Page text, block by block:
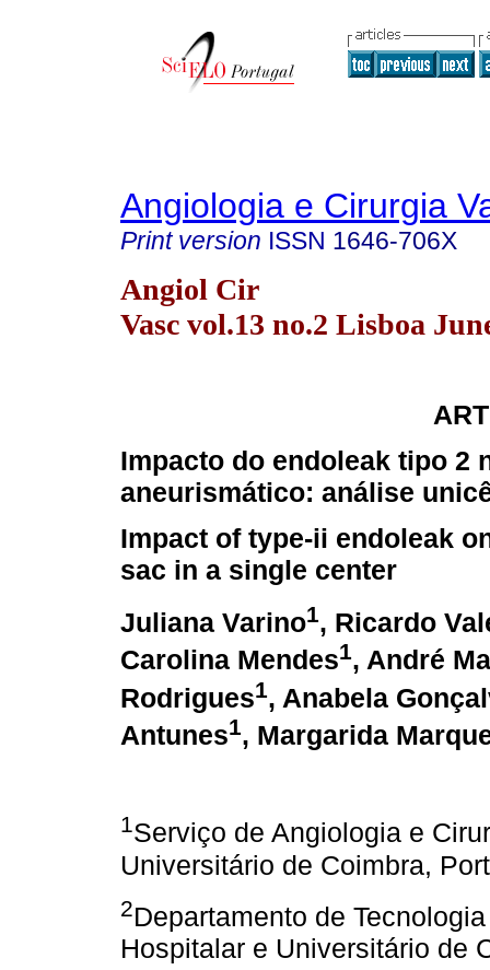
Angiologia e Cirurgia
Print version ISSN 1646-706X
Angiol Cir
Vasc vol.13 no.2 Lisboa
Impacto do endoleak tipo 2
aneurismático: análise
Impact of type-ii endoleak
sac in a single center
Juliana Varino1, Ricardo
Carolina Mendes1, André
Rodrigues1, Anabela
Antunes1, Margarida
1Serviço de Angiologia e
Universitário de Coimbra,
2Departamento de
Hospitalar e Universitário de